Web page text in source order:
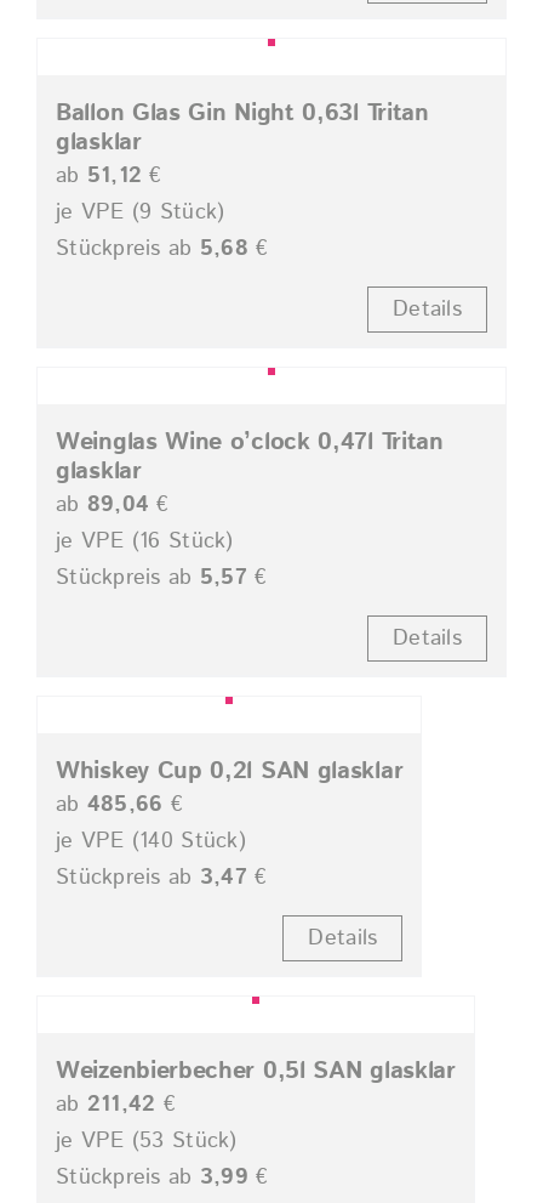
Ballon Glas Gin Night 0,63l Tritan
glasklar
ab 51,12 €
je VPE (9 Stück)
Stückpreis ab 5,68 €
Details
Weinglas Wine o’clock 0,47l Tritan
glasklar
ab 89,04 €
je VPE (16 Stück)
Stückpreis ab 5,57 €
Details
Whiskey Cup 0,2l SAN glasklar
ab 485,66 €
je VPE (140 Stück)
Stückpreis ab 3,47 €
Details
Weizenbierbecher 0,5l SAN glasklar
ab 211,42 €
je VPE (53 Stück)
Stückpreis ab 3,99 €